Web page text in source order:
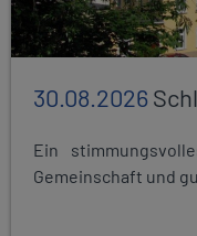
30.08.2026
Ein
Gemeinschaft und